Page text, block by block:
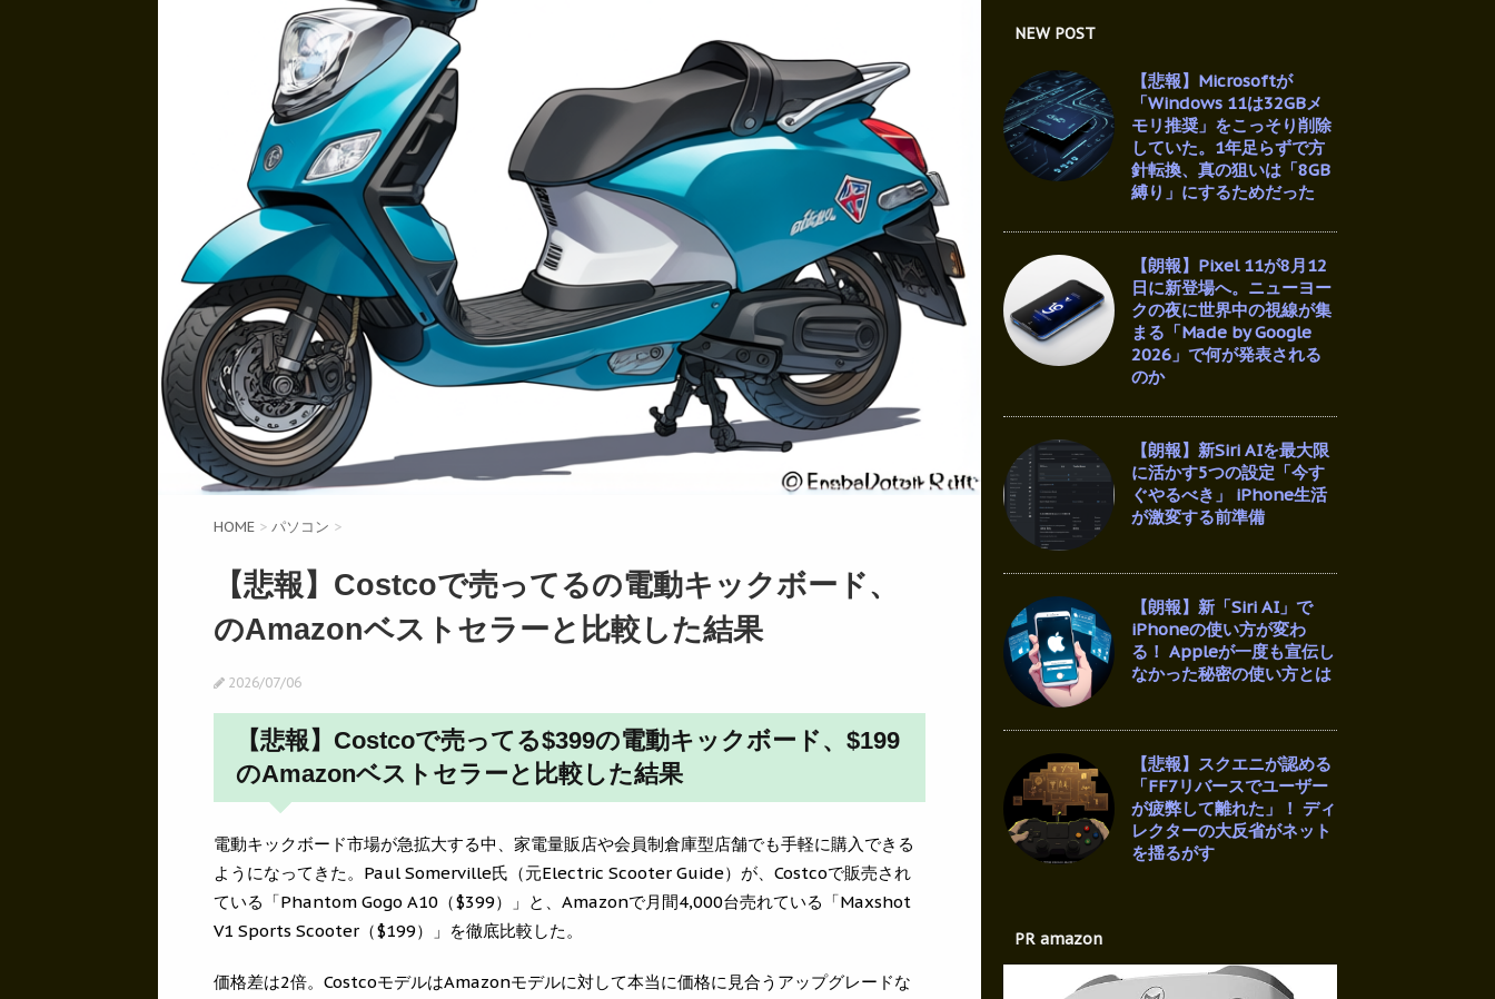
HOME > パソコン >
【悲報】Costcoで売ってるの電動キックボード、
のAmazonベストセラーと比較した結果
2026/07/06
【悲報】Costcoで売ってる$399の電動キックボード、$199
のAmazonベストセラーと比較した結果
電動キックボード市場が急拡大する中、家電量販店や会員制倉庫型店舗でも手軽に購入できる
ようになってきた。Paul Somerville氏（元Electric Scooter Guide）が、Costcoで販売され
ている「Phantom Gogo A10（$399）」と、Amazonで月間4,000台売れている「Maxshot
V1 Sports Scooter（$199）」を徹底比較した。
価格差は2倍。CostcoモデルはAmazonモデルに対して本当に価格に見合うアップグレードな
NEW POST
【悲報】Microsoftが
「Windows 11は32GBメ
モリ推奨」をこっそり削除
していた。1年足らずで方
針転換、真の狙いは「8GB
縛り」にするためだった
【朗報】Pixel 11が8月12
日に新登場へ。ニューヨー
クの夜に世界中の視線が集
まる「Made by Google
2026」で何が発表される
のか
【朗報】新Siri AIを最大限
に活かす5つの設定「今す
ぐやるべき」 iPhone生活
が激変する前準備
【朗報】新「Siri AI」で
iPhoneの使い方が変わ
る！ Appleが一度も宣伝し
なかった秘密の使い方とは
【悲報】スクエニが認める
「FF7リバースでユーザー
が疲弊して離れた」！ ディ
レクターの大反省がネット
を揺るがす
PR amazon